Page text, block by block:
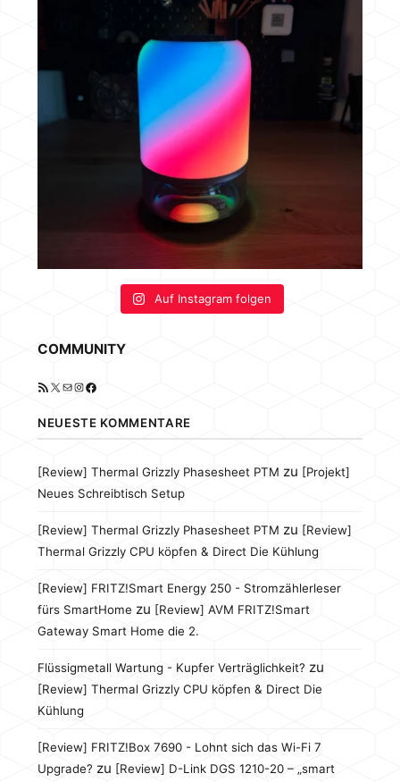
Auf Instagram folgen
COMMUNITY
RSS-Feed
X E-MailInstagram
Facebook
NEUESTE KOMMENTARE
[Review] Thermal Grizzly Phasesheet PTM zu [Projekt]
Neues Schreibtisch Setup
[Review] Thermal Grizzly Phasesheet PTM zu [Review]
Thermal Grizzly CPU köpfen & Direct Die Kühlung
[Review] FRITZ!Smart Energy 250 - Stromzählerleser
fürs SmartHome zu [Review] AVM FRITZ!Smart
Gateway Smart Home die 2.
Flüssigmetall Wartung - Kupfer Verträglichkeit? zu
[Review] Thermal Grizzly CPU köpfen & Direct Die
Kühlung
[Review] FRITZ!Box 7690 - Lohnt sich das Wi-Fi 7
Upgrade? zu [Review] D-Link DGS 1210-20 – „smart